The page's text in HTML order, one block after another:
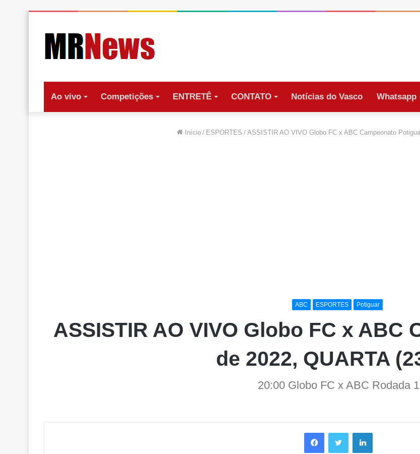
Ao vivo Competições ENTRETÊ CONTATO Notícias do Vasco Whatsapp
Início / ESPORTES / ASSISTIR AO VIVO Globo FC x ABC Campeonato
ABC ESPORTES Potiguar
ASSISTIR AO VIVO Globo FC x ABC
de 2022, QUARTA
20:00 Globo FC x ABC Rodada 1
FacebookTwitter Linkedin